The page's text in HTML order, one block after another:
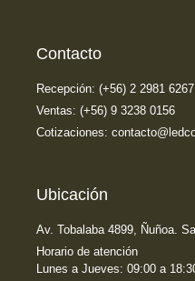
Contacto
Recepción: (+56) 2 2981 6267
Ventas: (+56) 9 3238 0156
Cotizaciones:
Ubicación
Av. Tobalaba 4899, Ñuñoa.
Horario de atención
Lunes a Jueves: 09:00 a